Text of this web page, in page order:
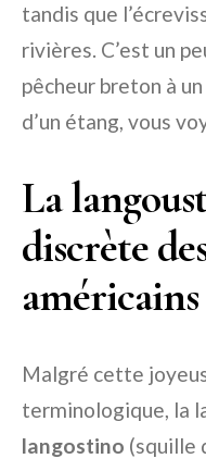
tandis que
rivières. C’est un
pêcheur breton à
d’un étang, vous
La
discrète
américains
Malgré cette
terminologique, la
langostino (squille